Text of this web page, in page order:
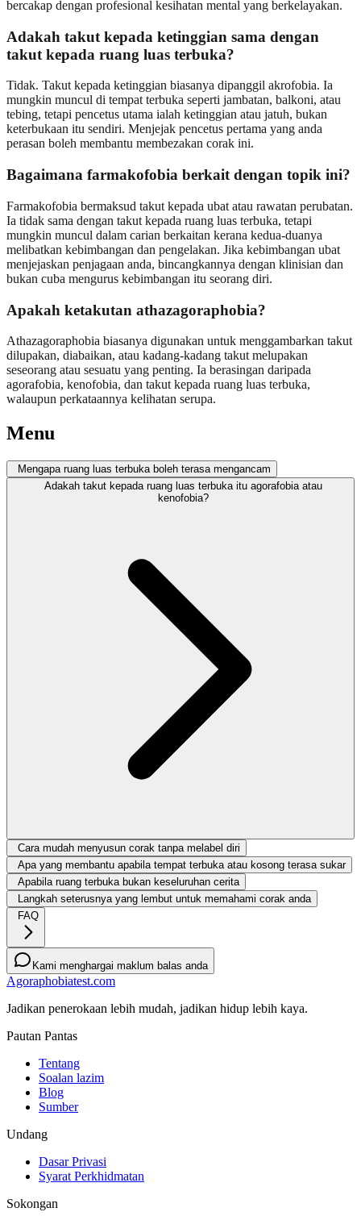
bercakap dengan profesional kesihatan mental yang berkelayakan.
Adakah takut kepada ketinggian sama dengan
takut kepada ruang luas terbuka?
Tidak. Takut kepada ketinggian biasanya dipanggil akrofobia. Ia
mungkin muncul di tempat terbuka seperti jambatan, balkoni, atau
tebing, tetapi pencetus utama ialah ketinggian atau jatuh, bukan
keterbukaan itu sendiri. Menjejak pencetus pertama yang anda
perasan boleh membantu membezakan corak ini.
Bagaimana farmakofobia berkait dengan topik ini?
Farmakofobia bermaksud takut kepada ubat atau rawatan perubatan.
Ia tidak sama dengan takut kepada ruang luas terbuka, tetapi
mungkin muncul dalam carian berkaitan kerana kedua-duanya
melibatkan kebimbangan dan pengelakan. Jika kebimbangan ubat
menjejaskan penjagaan anda, bincangkannya dengan klinisian dan
bukan cuba mengurus kebimbangan itu seorang diri.
Apakah ketakutan athazagoraphobia?
Athazagoraphobia biasanya digunakan untuk menggambarkan takut
dilupakan, diabaikan, atau kadang-kadang takut melupakan
seseorang atau sesuatu yang penting. Ia berasingan daripada
agorafobia, kenofobia, dan takut kepada ruang luas terbuka,
walaupun perkataannya kelihatan serupa.
Menu
Mengapa ruang luas terbuka boleh terasa mengancam
Adakah takut kepada ruang luas terbuka itu agorafobia atau
kenofobia?
Cara mudah menyusun corak tanpa melabel diri
Apa yang membantu apabila tempat terbuka atau kosong terasa sukar
Apabila ruang terbuka bukan keseluruhan cerita
Langkah seterusnya yang lembut untuk memahami corak anda
FAQ
Kami menghargai maklum balas anda
Agoraphobiatest.com
Jadikan penerokaan lebih mudah, jadikan hidup lebih kaya.
Pautan Pantas
Tentang
Soalan lazim
Blog
Sumber
Undang
Dasar Privasi
Syarat Perkhidmatan
Sokongan